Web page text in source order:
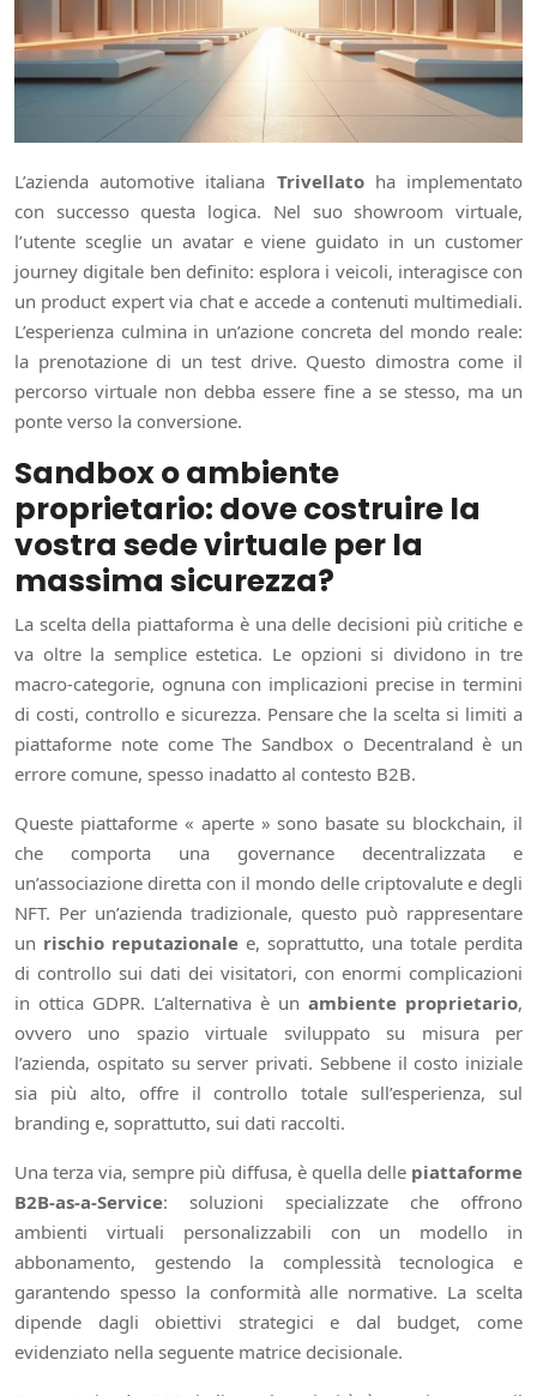
L’azienda automotive italiana Trivellatoha implementato
con successo questa logica. Nel suo showroom virtuale,
l’utente sceglie un avatar e viene guidato in un customer
journey digitale ben definito: esplora i veicoli, interagisce con
un product expert via chat e accede a contenuti multimediali.
L’esperienza culmina in un’azione concreta del mondo reale:
la prenotazione di un test drive. Questo dimostra come il
percorso virtuale non debba essere fine a se stesso, ma un
ponte verso la conversione.
Sandbox o ambiente
proprietario: dove costruire la
vostra sede virtuale per la
massima sicurezza?
La scelta della piattaforma è una delle decisioni più critiche e
va oltre la semplice estetica. Le opzioni si dividono in tre
macro-categorie, ognuna con implicazioni precise in termini
di costi, controllo e sicurezza. Pensare che la scelta si limiti a
piattaforme note come The Sandbox o Decentraland è un
errore comune, spesso inadatto al contesto B2B.
Queste piattaforme « aperte » sono basate su blockchain, il
che comporta una governance decentralizzata e
un’associazione diretta con il mondo delle criptovalute e degli
NFT. Per un’azienda tradizionale, questo può rappresentare
un rischio reputazionale e, soprattutto, una totale perdita
di controllo sui dati dei visitatori, con enormi complicazioni
in ottica GDPR. L’alternativa è un ambiente proprietario,
ovvero uno spazio virtuale sviluppato su misura per
l’azienda, ospitato su server privati. Sebbene il costo iniziale
sia più alto, offre il controllo totale sull’esperienza, sul
branding e, soprattutto, sui dati raccolti.
Una terza via, sempre più diffusa, è quella delle piattaforme
B2B-as-a-Service: soluzioni specializzate che offrono
ambienti virtuali personalizzabili con un modello in
abbonamento, gestendo la complessità tecnologica e
garantendo spesso la conformità alle normative. La scelta
dipende dagli obiettivi strategici e dal budget, come
evidenziato nella seguente matrice decisionale.